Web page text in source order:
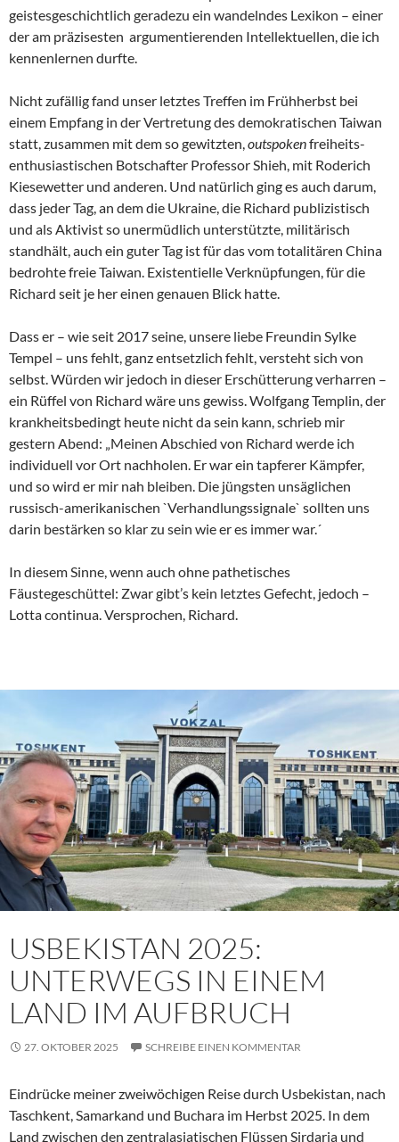
geistesgeschichtlich geradezu ein wandelndes Lexikon – einer
der am präzisesten argumentierenden Intellektuellen, die ich
kennenlernen durfte.
Nicht zufällig fand unser letztes Treffen im Frühherbst bei
einem Empfang in der Vertretung des demokratischen Taiwan
statt, zusammen mit dem so gewitzten,outspokenfreiheits-
enthusiastischen Botschafter Professor Shieh, mit Roderich
Kiesewetter und anderen. Und natürlich ging es auch darum,
dass jeder Tag, an dem die Ukraine, die Richard publizistisch
und als Aktivist so unermüdlich unterstützte, militärisch
standhält, auch ein guter Tag ist für das vom totalitären China
bedrohte freie Taiwan. Existentielle Verknüpfungen, für die
Richard seit je her einen genauen Blick hatte.
Dass er – wie seit 2017 seine, unsere liebe Freundin Sylke
Tempel – uns fehlt, ganz entsetzlich fehlt, versteht sich von
selbst. Würden wir jedoch in dieser Erschütterung verharren –
ein Rüffel von Richard wäre uns gewiss. Wolfgang Templin, der
krankheitsbedingt heute nicht da sein kann, schrieb mir
gestern Abend: „Meinen Abschied von Richard werde ich
individuell vor Ort nachholen. Er war ein tapferer Kämpfer,
und so wird er mir nah bleiben. Die jüngsten unsäglichen
russisch-amerikanischen `Verhandlungssignale` sollten uns
darin bestärken so klar zu sein wie er es immer war.´
In diesem Sinne, wenn auch ohne pathetisches
Fäustegeschüttel: Zwar gibt’s kein letztes Gefecht, jedoch –
Lotta continua. Versprochen, Richard.
USBEKISTAN 2025:
UNTERWEGS IN EINEM
LAND IM AUFBRUCH
27. OKTOBER 2025 SCHREIBE EINEN KOMMENTAR
Eindrücke meiner zweiwöchigen Reise durch Usbekistan, nach
Taschkent, Samarkand und Buchara im Herbst 2025. In dem
Land zwischen den zentralasiatischen Flüssen Sirdarja und